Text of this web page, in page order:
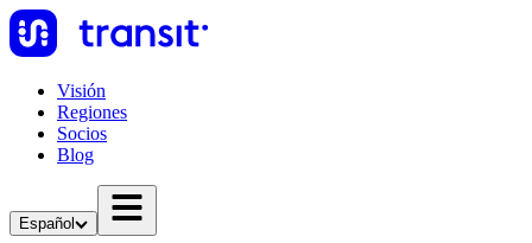
Visión
Regiones
Socios
Blog
Español